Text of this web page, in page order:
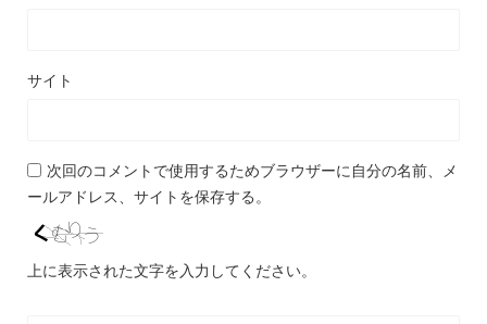
サイト
次回のコメントで使用するためブラウザーに自分の名前、メ
ールアドレス、サイトを保存する。
上に表示された文字を入力してください。